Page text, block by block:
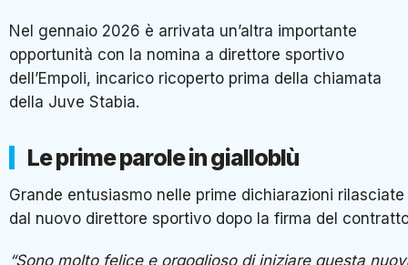
Nel gennaio 2026 è arrivata un’altra importante
opportunità con la nomina a direttore sportivo
dell’Empoli, incarico ricoperto prima della chiamata
della Juve Stabia.
Le prime parole in gialloblù
Grande entusiasmo nelle prime dichiarazioni rilasciate
dal nuovo direttore sportivo dopo la firma del
“Sono molto felice e orgoglioso di iniziare questa